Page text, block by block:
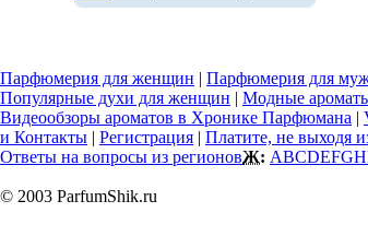
Парфюмерия для женщин | Парфюмерия для
Популярные духи для женщин | Модные
Видеообзоры ароматов в Хронике Парфюмана |
и Контакты | Регистрация | Платите, не выходя
Ответы на вопросы из регионовЖ: ABCDEFGH
© 2003 ParfumShik.ru